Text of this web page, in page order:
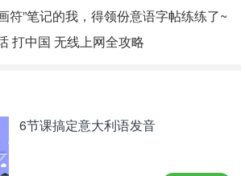
肉。
符”笔记的我，得领份意语字帖练练了~
打中国 无线上网全攻略
6节课搞定意大利语发音